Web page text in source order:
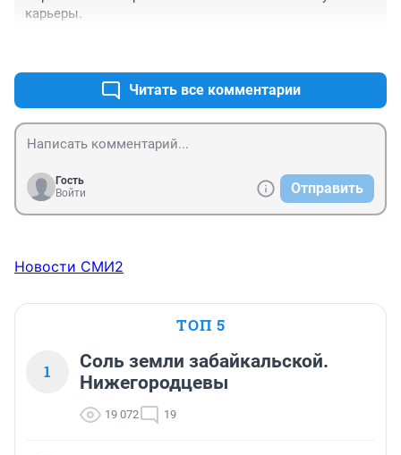
карьеры.
Читать все комментарии
Гость
Войти
Отправить
Новости СМИ2
ТОП 5
1
Соль земли забайкальской.
Нижегородцевы
19 072 19